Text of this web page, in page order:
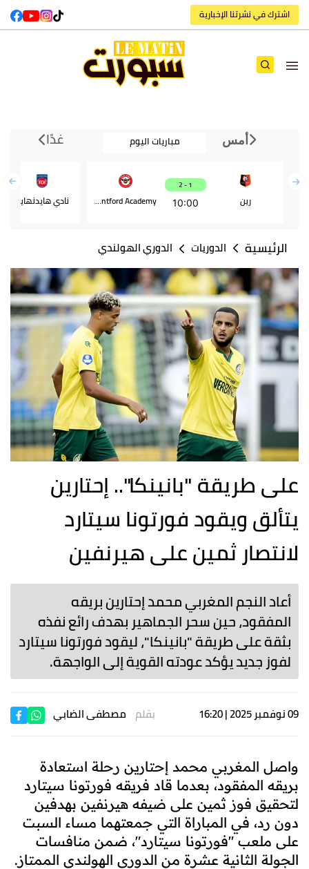
اشترك في نشرتنا الإخبارية
أمس مباريات اليوم غدًا
رين
1 - 2
10:00
Brentford Academy نادي هايدنهايم
الرئيسية الدوريات الدوري الهولندي
على طريقة "بانينكا".. إحتارين
يتألق ويقود فورتونا سيتارد
لانتصار ثمين على هيرنفين
أعاد النجم المغربي محمد إحتارين بريقه
المفقود، حين سحر الجماهير بهدف رائع نفذه
بثقة على طريقة "بانينكا"، ليقود فورتونا سيتارد
لفوز جديد يؤكد عودته القوية إلى الواجهة.
09 نوفمبر 2025 | 16:20 بقلم مصطفى الضابي
واصل المغربي محمد إحتارين رحلة استعادة
بريقه المفقود، بعدما قاد فريقه فورتونا سيتارد
لتحقيق فوز ثمين على ضيفه هيرنفين بهدفين
دون رد، في المباراة التي جمعتهما مساء السبت
على ملعب "فورتونا سيتارد"، ضمن منافسات
الجولة الثانية عشرة من الدوري الهولندي الممتاز.